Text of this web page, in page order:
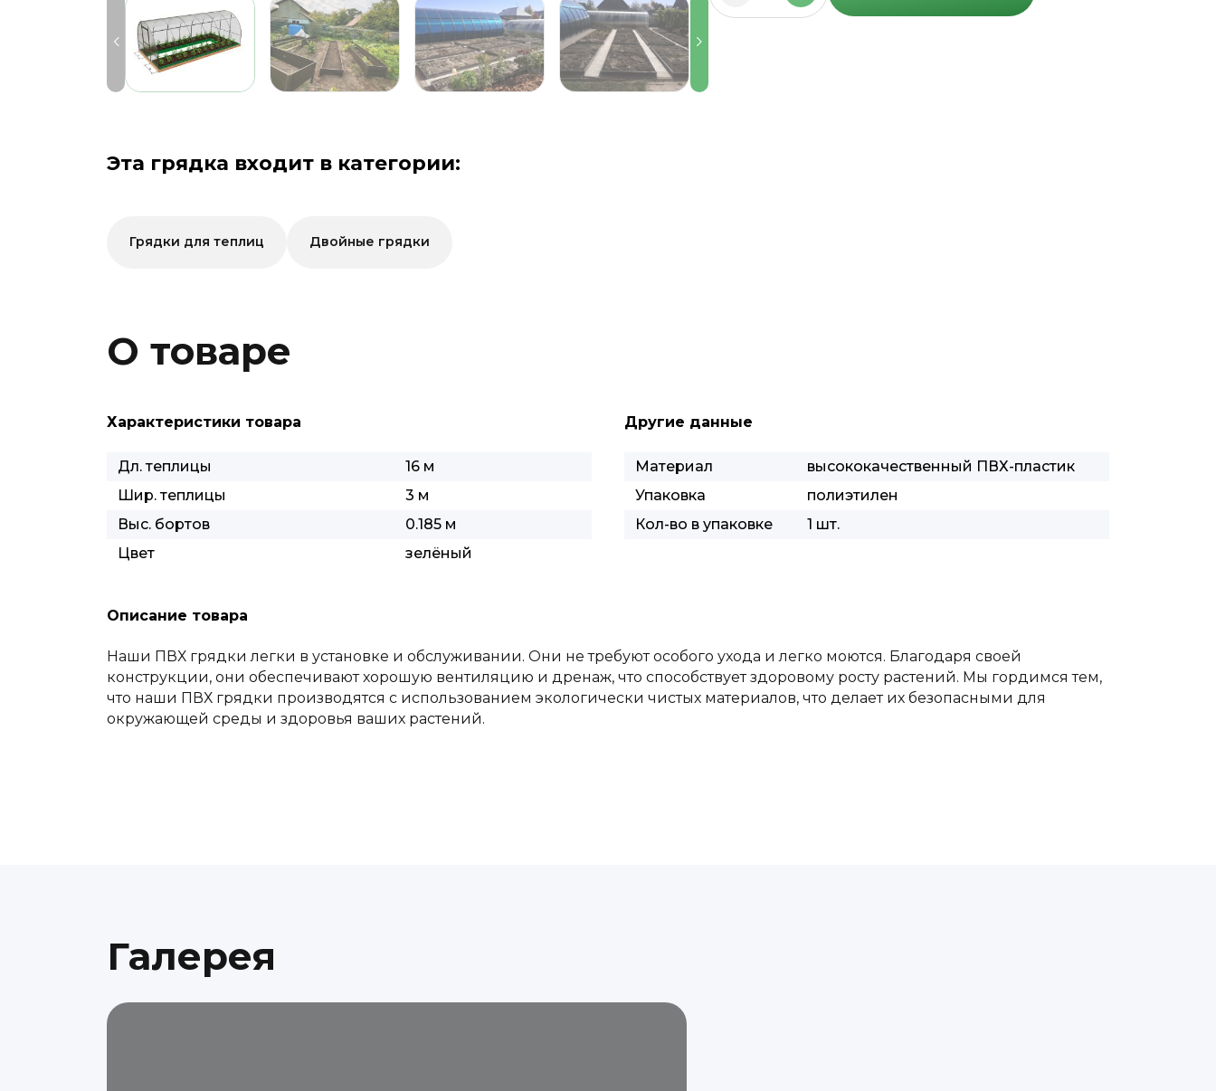
Эта грядка входит в категории:
Грядки для теплиц Двойные грядки
О товаре
Характеристики товара
Дл. теплицы
16 м
Шир. теплицы
3 м
Выс. бортов
0.185 м
Цвет
зелёный
Другие данные
Материал
высококачественный ПВХ-пластик
Упаковка
полиэтилен
Кол-во в упаковке
1 шт.
Описание товара
Наши ПВХ грядки легки в установке и обслуживании. Они не требуют особого ухода и легко моются. Благодаря своей
конструкции, они обеспечивают хорошую вентиляцию и дренаж, что способствует здоровому росту растений. Мы гордимся тем,
что наши ПВХ грядки производятся с использованием экологически чистых материалов, что делает их безопасными для
окружающей среды и здоровья ваших растений.
Галерея